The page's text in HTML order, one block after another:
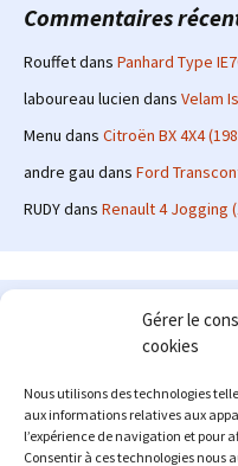
Gérer le
cookies
Nous utilisons des technologies
aux informations relatives aux
l’expérience de navigation et pour
Consentir à ces technologies nous
Commentaires
Rouffetdans Panhard Type
laboureau lucien dans Velam
Menu dans Citroën BX 4X4
andre gau dans Ford
RUDYdans Renault 4 Jogging
Le site en quelques
: passionné
nombreuses années, j'ai
internet à partir de 2009 au
succès. Fin 2013, je décide
avec mon propre site :